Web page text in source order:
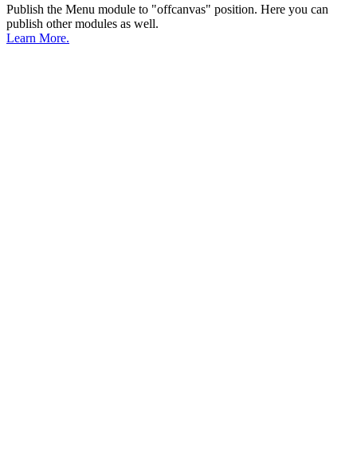
Publish the Menu module to "offcanvas" position. Here you can
publish other modules as well.
Learn More.